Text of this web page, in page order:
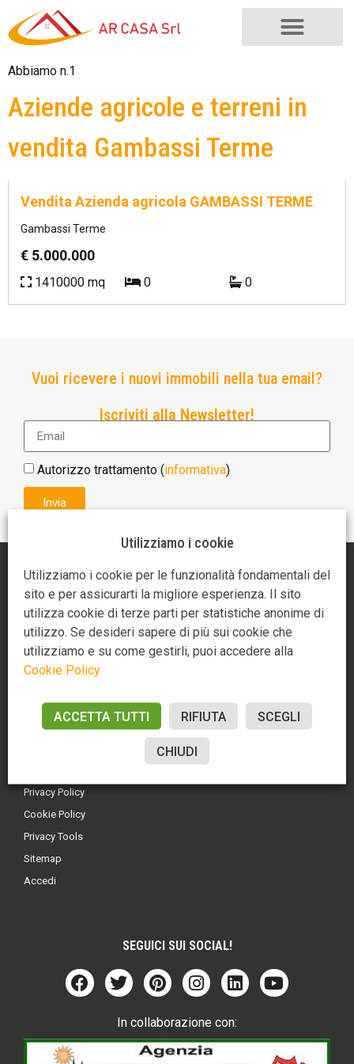
Abbiamo n.1
Aziende agricole e terreni in
vendita Gambassi Terme
Vendita Azienda agricola GAMBASSI TERME
Gambassi Terme
€ 5.000.000
1410000 mq 0 0
Vuoi ricevere i nuovi immobili nella tua email?
Iscriviti alla Newsletter!
Autorizzo trattamento (informativa)
Invia
AGENZIA AR CASA
Piazza Giotto 3
52100 Arezzo
0575370721
3275349859
Privacy Policy
Cookie Policy
Privacy Tools
Sitemap
Accedi
SEGUICI SUI SOCIAL!
In collaborazione con:
Utilizziamo i cookie
Utilizziamo i cookie per le funzionalità fondamentali del
sito e per assicurarti la migliore esperienza. Il sito
utilizza cookie di terze parti per statistiche anonime di
utilizzo. Se desideri sapere di più sui cookie che
utilizziamo e su come gestirli, puoi accedere alla
Cookie Policy
ACCETTA TUTTI RIFIUTA SCEGLI
CHIUDI